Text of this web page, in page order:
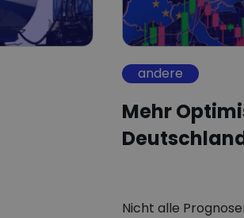
andere
Mehr
Nicht alle